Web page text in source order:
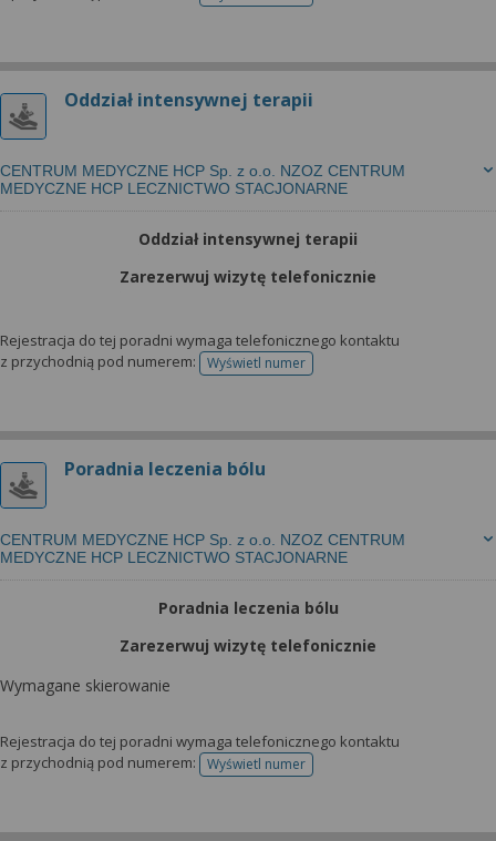
Oddział intensywnej terapii
CENTRUM MEDYCZNE HCP Sp. z o.o. NZOZ CENTRUM
MEDYCZNE HCP LECZNICTWO STACJONARNE
Oddział intensywnej terapii
Zarezerwuj wizytę telefonicznie
Rejestracja do tej poradni wymaga telefonicznego kontaktu
z przychodnią pod numerem:
Wyświetl numertelefonu do rejestracji
Poradnia leczenia bólu
CENTRUM MEDYCZNE HCP Sp. z o.o. NZOZ CENTRUM
MEDYCZNE HCP LECZNICTWO STACJONARNE
Poradnia leczenia bólu
Zarezerwuj wizytę telefonicznie
Wymagane skierowanie
Rejestracja do tej poradni wymaga telefonicznego kontaktu
z przychodnią pod numerem:
Wyświetl numertelefonu do rejestracji